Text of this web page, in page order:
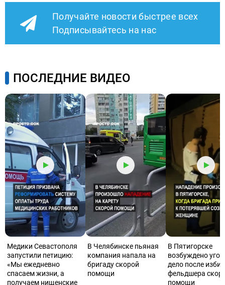
Получайте новости быстрее всех
Подписывайтесь на нас
ПОСЛЕДНИЕ ВИДЕО
Медики Севастополя
запустили петицию:
«Мы ежедневно
спасаем жизни, а
получаем нищенские
В Челябинске пьяная
компания напала на
бригаду скорой
помощи
В Пятигорске
возбуждено
дело после
фельдшера
помощи